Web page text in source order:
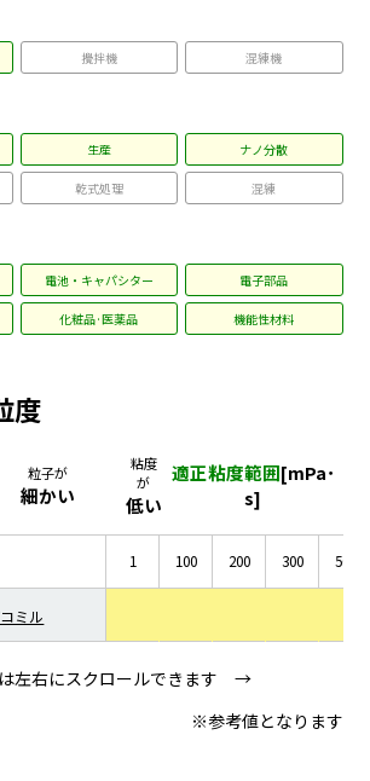
攪拌機 混練機
生産 ナノ分散
乾式処理 混練
電池・キャパシター 電子部品
化粧品·医薬品 機能性材料
度
粒子が
細かい
粘度
が
低い
適正粘度範囲[mPa･
s]
ミル
1 100 200 300 500
右にスクロールできます →
※参考値となります